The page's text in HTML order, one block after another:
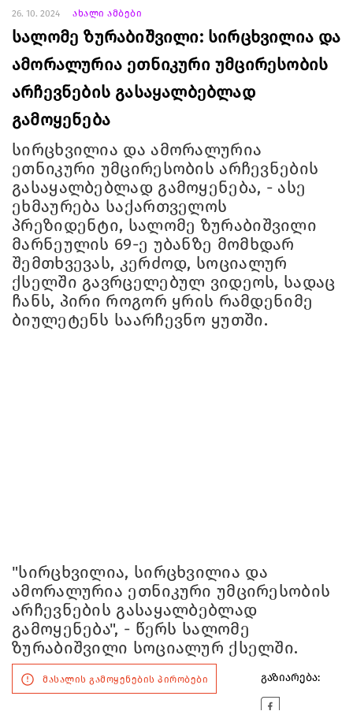
26. 10. 2024 ახალი ამბები
სალომე ზურაბიშვილი: სირცხვილია და
ამორალურია ეთნიკური უმცირესობის
არჩევნების გასაყალბებლად
გამოყენება
სირცხვილია და ამორალურია
ეთნიკური უმცირესობის არჩევნების
გასაყალბებლად გამოყენება, - ასე
ეხმაურება საქართველოს
პრეზიდენტი, სალომე ზურაბიშვილი
მარნეულის 69-ე უბანზე მომხდარ
შემთხვევას, კერძოდ, სოციალურ
ქსელში გავრცელებულ ვიდეოს, სადაც
ჩანს, პირი როგორ ყრის რამდენიმე
ბიულეტენს საარჩევნო ყუთში.
"სირცხვილია, სირცხვილია და
ამორალურია ეთნიკური უმცირესობის
არჩევნების გასაყალბებლად
გამოყენება", - წერს სალომე
ზურაბიშვილი სოციალურ ქსელში.
მასალის გამოყენების პირობები გაზიარება: